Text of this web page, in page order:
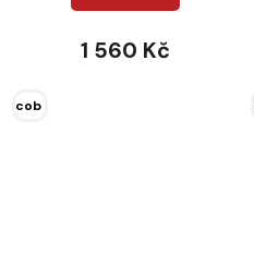
1 560 Kč
cob